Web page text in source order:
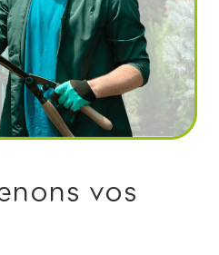
vos
du besoin